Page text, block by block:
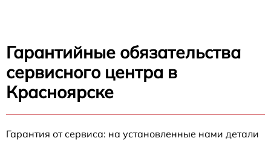
Гарантийные обязательства
сервисного центра в
Красноярске
Гарантия от сервиса: на установленные нами детали